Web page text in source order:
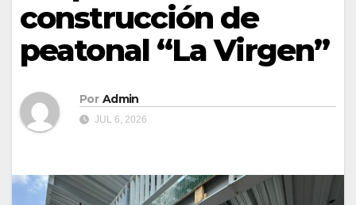
construcción de
peatonal “La Virgen”
Por Admin
JUL 6, 2026